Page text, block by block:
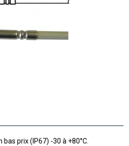
prix (IP67) -30 à +80°C.